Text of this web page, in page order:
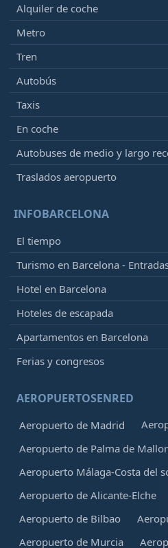
Alquiler de coche
Metro
Tren
Autobús
Taxis
En coche
Autobuses de medio y largo
Traslados aeropuerto
INFOBARCELONA
El tiempo
Turismo en Barcelona -
Hotel en Barcelona
Hoteles de escapada
Apartamentos en Barcelona
Ferias y congresos
AEROPUERTOSENRED
Aeropuerto de Madrid
Aeropuerto de Palma de
Aeropuerto Málaga-Costa del
Aeropuerto de Alicante-Elche
Aeropuerto de Bilbao
Aeropuerto de Murcia